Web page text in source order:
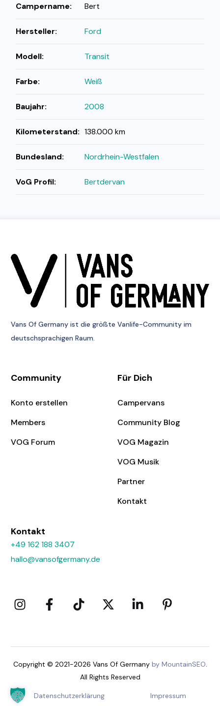
Campername: Bert
Hersteller: Ford
Modell: Transit
Farbe: Weiß
Baujahr: 2008
Kilometerstand: 138.000 km
Bundesland: Nordrhein-Westfalen
VoG Profil: Bertdervan
Vans Of Germany ist die größte Vanlife-Community im
deutschsprachigen Raum.
Community
Konto erstellen
Members
VOG Forum
Für Dich
Campervans
Community Blog
VOG Magazin
VOG Musik
Partner
Kontakt
Kontakt
+49 162 188 3407
hallo@vansofgermany.de
Copyright © 2021-2026 Vans Of Germany by MountainSEO.
All Rights Reserved
Datenschutzerklärung Impressum